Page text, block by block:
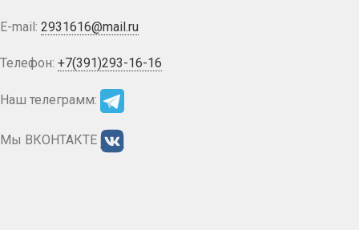
E-mail: 2931616@mail.ru
Телефон: +7(391)293-16-16
Наш телеграмм:
Мы ВКОНТАКТЕ